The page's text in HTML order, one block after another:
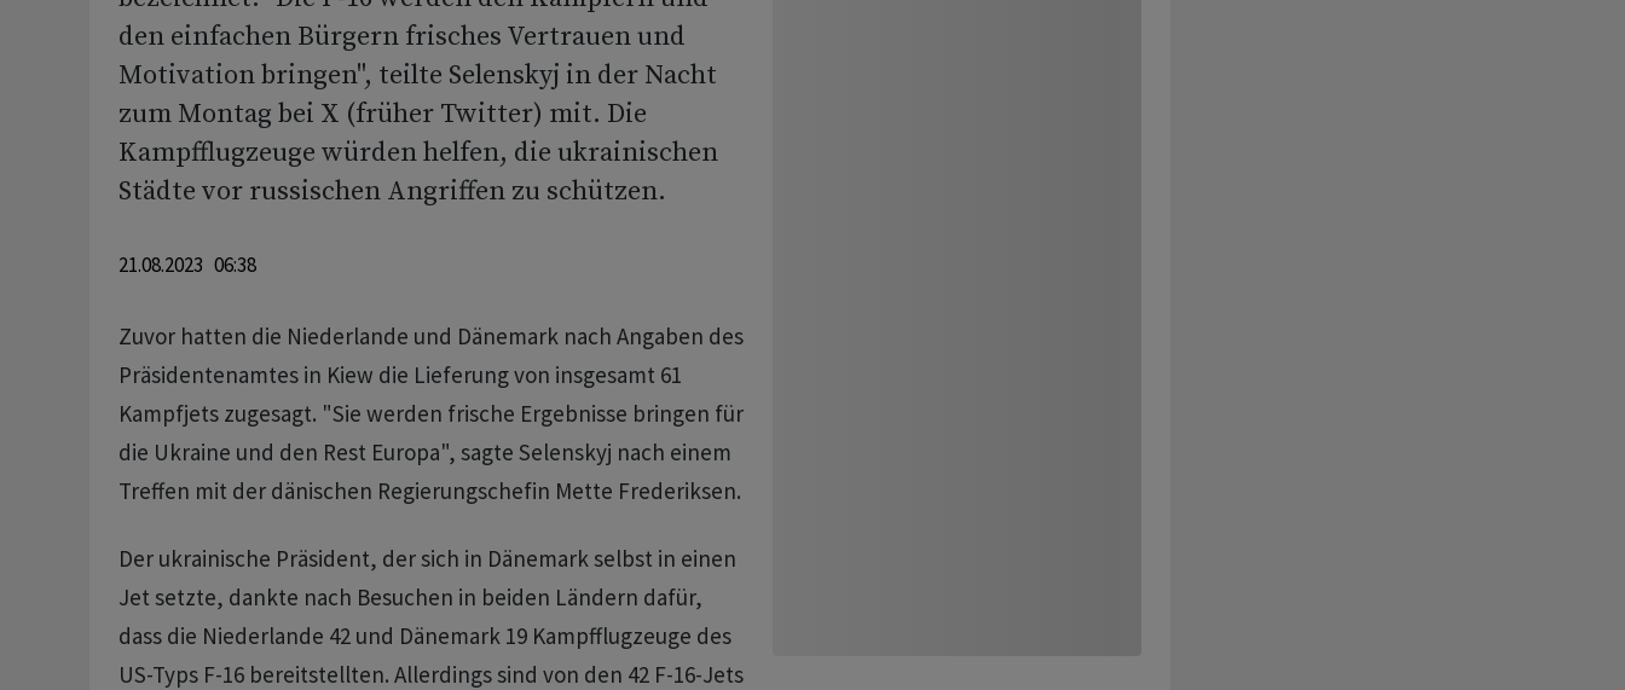
den einfachen Bürgern frisches Vertrauen und
Motivation bringen", teilte Selenskyj in der Nacht
zum Montag bei X (früher Twitter) mit. Die
Kampfflugzeuge würden helfen, die ukrainischen
Städte vor russischen Angriffen zu schützen.
21.08.2023 06:38
Zuvor hatten die Niederlande und Dänemark nach Angaben des
Präsidentenamtes in Kiew die Lieferung von insgesamt 61
Kampfjets zugesagt. "Sie werden frische Ergebnisse bringen für
die Ukraine und den Rest Europa", sagte Selenskyj nach einem
Treffen mit der dänischen Regierungschefin Mette Frederiksen.
Der ukrainische Präsident, der sich in Dänemark selbst in einen
Jet setzte, dankte nach Besuchen in beiden Ländern dafür,
dass die Niederlande 42 und Dänemark 19 Kampfflugzeuge des
US-Typs F-16 bereitstellten. Allerdings sind von den 42 F-16-Jets